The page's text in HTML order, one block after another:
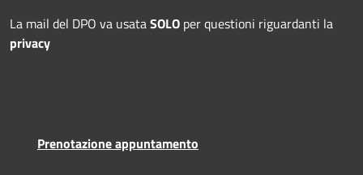
La mail del DPO va usataSOLO per questioni riguardanti la
privacy
Prenotazione appuntamento